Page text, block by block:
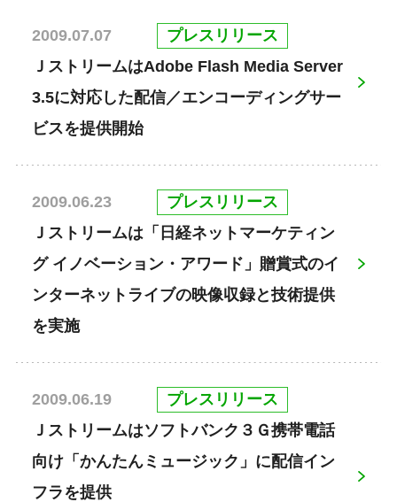
2009.07.07
プレスリリース
ＪストリームはAdobe Flash Media Server
3.5に対応した配信／エンコーディングサー
ビスを提供開始
2009.06.23
プレスリリース
Ｊストリームは「日経ネットマーケティン
グ イノベーション・アワード」贈賞式のイ
ンターネットライブの映像収録と技術提供
を実施
2009.06.19
プレスリリース
Ｊストリームはソフトバンク３Ｇ携帯電話
向け「かんたんミュージック」に配信イン
フラを提供